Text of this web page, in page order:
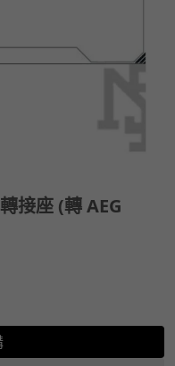
接座 (轉 AEG